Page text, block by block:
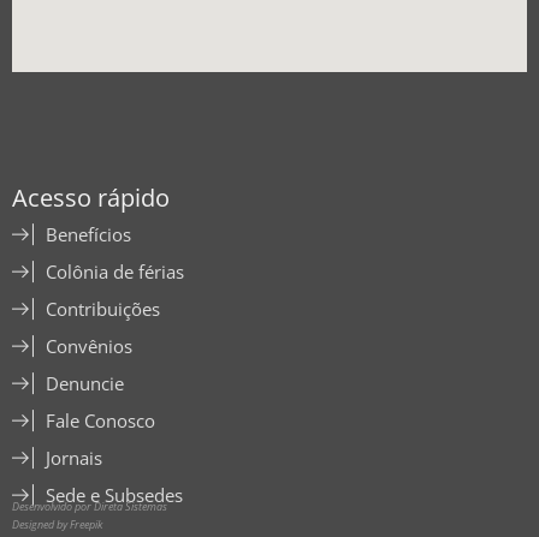
Acesso rápido
Benefícios
Colônia de férias
Contribuições
Convênios
Denuncie
Fale Conosco
Jornais
Sede e Subsedes
Desenvolvido por Direta Sistemas
Designed by Freepik